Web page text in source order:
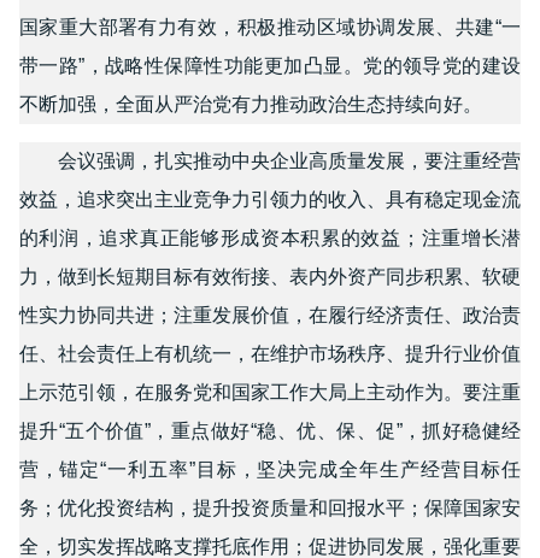
国家重大部署有力有效，积极推动区域协调发展、共建“一
带一路”，战略性保障性功能更加凸显。党的领导党的建设
不断加强，全面从严治党有力推动政治生态持续向好。
会议强调，扎实推动中央企业高质量发展，要注重经营
效益，追求突出主业竞争力引领力的收入、具有稳定现金流
的利润，追求真正能够形成资本积累的效益；注重增长潜
力，做到长短期目标有效衔接、表内外资产同步积累、软硬
性实力协同共进；注重发展价值，在履行经济责任、政治责
任、社会责任上有机统一，在维护市场秩序、提升行业价值
上示范引领，在服务党和国家工作大局上主动作为。要注重
提升“五个价值”，重点做好“稳、优、保、促”，抓好稳健经
营，锚定“一利五率”目标，坚决完成全年生产经营目标任
务；优化投资结构，提升投资质量和回报水平；保障国家安
全，切实发挥战略支撑托底作用；促进协同发展，强化重要